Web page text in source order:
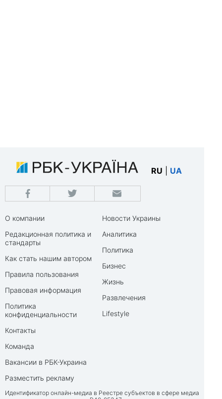
RU UA
О компании
Редакционная политика и
стандарты
Как стать нашим автором
Правила пользования
Правовая информация
Политика
конфиденциальности
Контакты
Команда
Вакансии в РБК-Украина
Разместить рекламу
Новости Украины
Аналитика
Политика
Бизнес
Жизнь
Развлечения
Lifestyle
Идентификатор онлайн-медиа в Реестре субъектов в сфере медиа